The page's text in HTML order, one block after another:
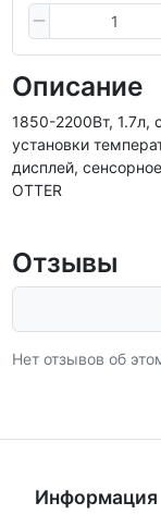
Описание
1850-2200Вт, 1.7л,
установки
дисплей,
OTTER
Отзывы
Нет отзывов об
Информация